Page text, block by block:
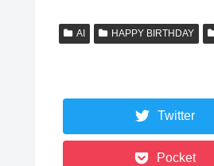
AI HAPPY BIRTHDAY
Twitter
Pocket